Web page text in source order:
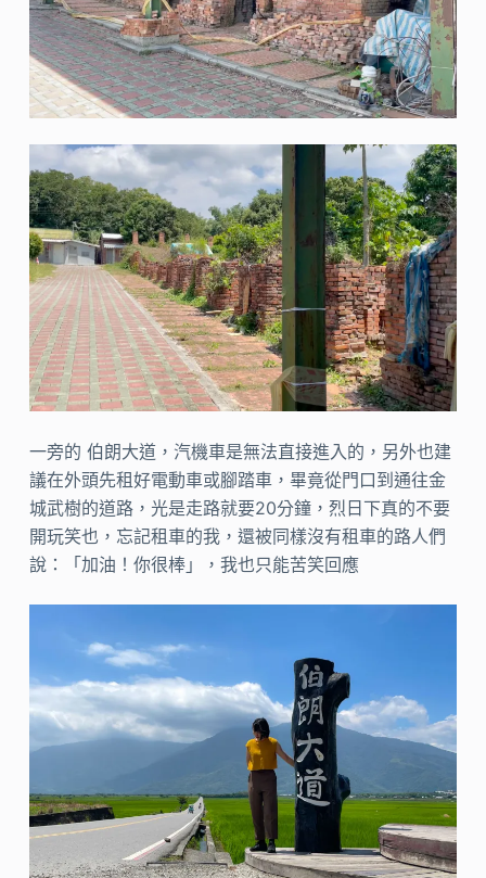
一旁的 伯朗大道，汽機車是無法直接進入的，另外也建
議在外頭先租好電動車或腳踏車，畢竟從門口到通往金
城武樹的道路，光是走路就要20分鐘，烈日下真的不要
開玩笑也，忘記租車的我，還被同樣沒有租車的路人們
說：「加油！你很棒」，我也只能苦笑回應